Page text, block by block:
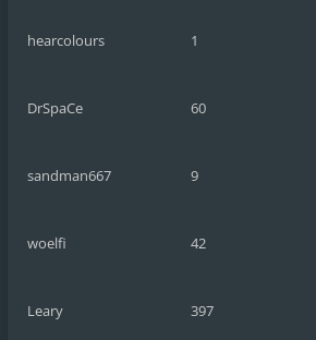
hearcolours 1
DrSpaCe 60
sandman667 9
woelfi 42
Leary 397